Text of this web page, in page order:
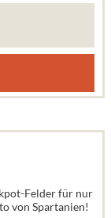
Felder für nur
von Spartanien!